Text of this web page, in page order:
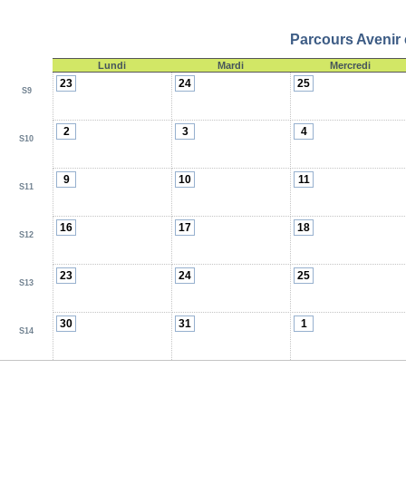
Parcours Avenir
Lundi Mardi Mercredi
S9
23 24 25
S10
2 3 4
S11
9 10 11
S12
16 17 18
S13
23 24 25
S14
30 31 1